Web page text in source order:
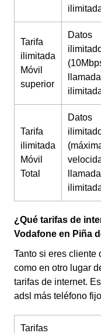
Tarifa
ilimitada
Móvil
superior
Datos
Tarifa
ilimitada
Móvil
Total
Datos
¿Qué tarifas de
Vodafone en Piña
Tanto si eres cliente
como en otro lugar
tarifas de internet.
adsl más teléfono
Tarifas